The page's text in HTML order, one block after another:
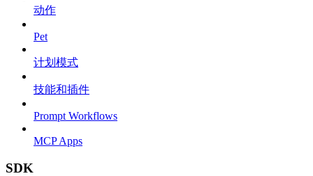
动作
Pet
计划模式
技能和插件
Prompt Workflows
MCP Apps
SDK